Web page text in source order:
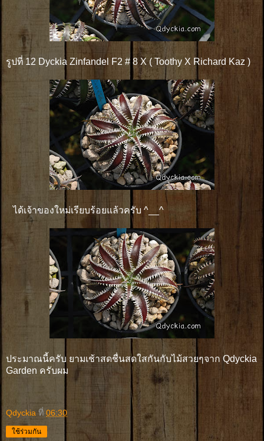
รูปที่ 12 Dyckia Zinfandel F2 # 8 X ( Toothy X Richard Kaz )
ได้เจ้าของใหม่เรียบร้อยแล้วครับ ^__^
ประมาณนี้ครับ ยามเช้าสดชื่นสดใสกันกับไม้สวยๆจาก Qdyckia
Garden ครับผม
Qdyckia ที่ 06:30
ใช้ร่วมกัน